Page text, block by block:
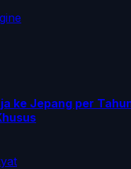
ke Jepang per